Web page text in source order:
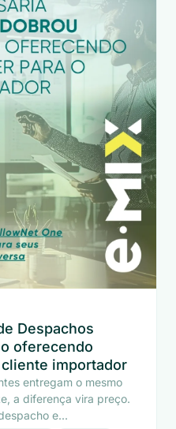
Despachos
oferecendo
importador
entregam o mesmo
a diferença vira preço.
e...